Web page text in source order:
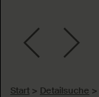
Start > Detailsuche >